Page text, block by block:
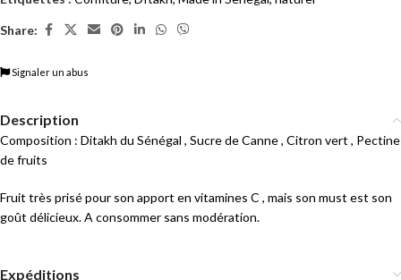
Share:
Signaler un abus
Description
Composition : Ditakh du Sénégal , Sucre de Canne , Citron vert , Pectine
de fruits
Fruit très prisé pour son apport en vitamines C , mais son must est son
goût délicieux. A consommer sans modération.
Expéditions